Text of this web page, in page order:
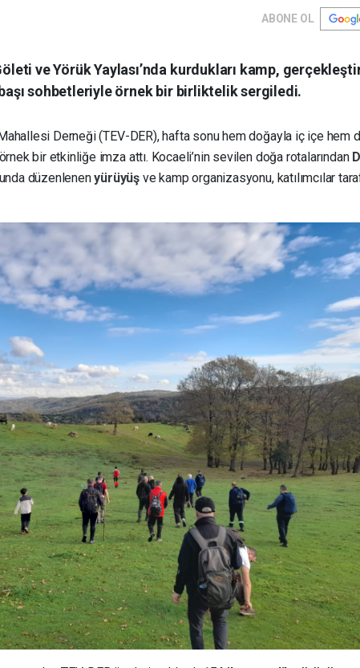
ABONE OL
ve Yörük Yaylası’nda kurdukları kamp,
sohbetleriyle örnek bir birliktelik sergiledi.
Derneği (TEV-DER), hafta sonu hem doğayla iç içe hem
bir etkinliğe imza attı. Kocaeli’nin sevilen doğa rotalarından
düzenlenenyürüyüş ve kamp organizasyonu, katılımcılar